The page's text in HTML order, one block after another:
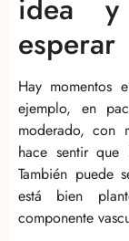
idea y
esperar
Hay momentos
ejemplo, en
moderado, con
hace sentir
También puede
está bien
componente